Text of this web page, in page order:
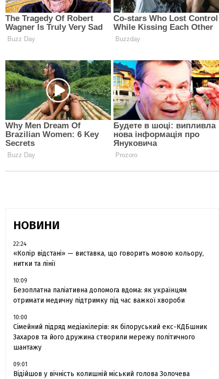
НОВИНИ
22:24
«Колір відстані» — виставка, що говорить мовою кольору,
нитки та лінії
10:09
Безоплатна паліативна допомога вдома: як українцям
отримати медичну підтримку під час важкої хвороби
10:00
Сімейний підряд медіакілерів: як білоруський екс-КДБшник
Захаров та його дружина створили мережу політичного
шантажу
09:01
Відійшов у вічність колишній міський голова Золочева